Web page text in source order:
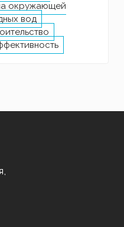
окружающей
вод